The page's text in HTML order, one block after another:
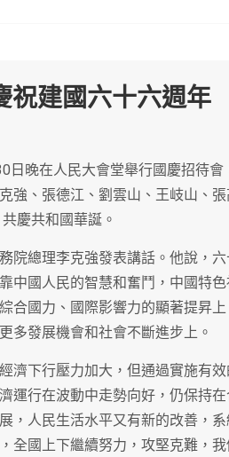
祝建國六十六週年
日晚在人民大會堂舉行國慶招待
強、張德江、劉雲山、王岐山、
慶共和國華誕。
院總理李克強發表講話。他說，
中國人民的智慧和奮鬥，中國特
合國力、國際影響力的顯著提昇
多發展機會和社會不斷進步上。
濟下行壓力加大，但通過實施有
運行在波動中走勢向好，仍保持
，人民生活水平又有新的改善，
全國上下繼續努力，攻堅克難，